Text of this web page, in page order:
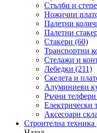
Стълби и
Ножични
Палетни
Палетни
Стакери (60)
Транспортни
Стелажи и
Лебедки (211)
Скелета и
Алуминиеви
Ръчни телфери
Електрически
Аксесоари
Строителна техника